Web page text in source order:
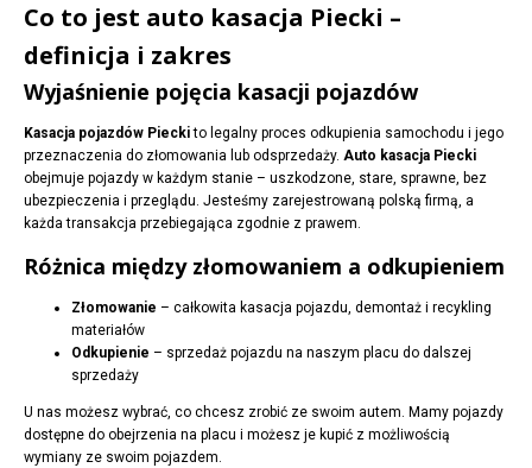
Co to jest auto kasacja Piecki –
definicja i zakres
Wyjaśnienie pojęcia kasacji pojazdów
Kasacja pojazdów Pieckito legalny proces odkupienia samochodu i jego
przeznaczenia do złomowania lub odsprzedaży. Auto kasacja Piecki
obejmuje pojazdy w każdym stanie – uszkodzone, stare, sprawne, bez
ubezpieczenia i przeglądu. Jesteśmy zarejestrowaną polską firmą, a
każda transakcja przebiegająca zgodnie z prawem.
Różnica między złomowaniem a odkupieniem
Złomowanie – całkowita kasacja pojazdu, demontaż i recykling
materiałów
Odkupienie – sprzedaż pojazdu na naszym placu do dalszej
sprzedaży
U nas możesz wybrać, co chcesz zrobić ze swoim autem. Mamy pojazdy
dostępne do obejrzenia na placu i możesz je kupić z możliwością
wymiany ze swoim pojazdem.